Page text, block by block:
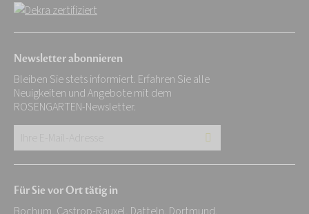
Newsletter abonnieren
Bleiben Sie stets informiert. Erfahren Sie alle
Neuigkeiten und Angebote mit dem
ROSENGARTEN-Newsletter.
E-
Adresse:
Für Sie vor Ort tätig in